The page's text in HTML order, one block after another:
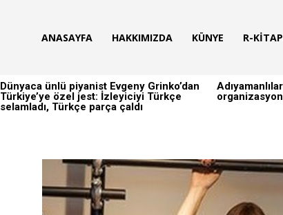
ANASAYFA HAKKIMIZDA KÜNYE R-
Dünyaca ünlü piyanist Evgeny Grinko’dan
Türkiye’ye özel jest: İzleyiciyi Türkçe
selamladı, Türkçe parça çaldı